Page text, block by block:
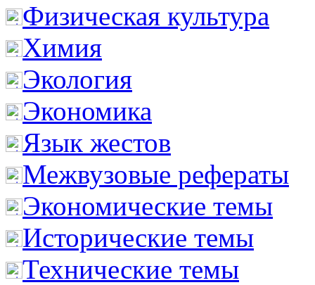
Физическая культура
Химия
Экология
Экономика
Язык жестов
Межвузовые рефераты
Экономические темы
Исторические темы
Технические темы